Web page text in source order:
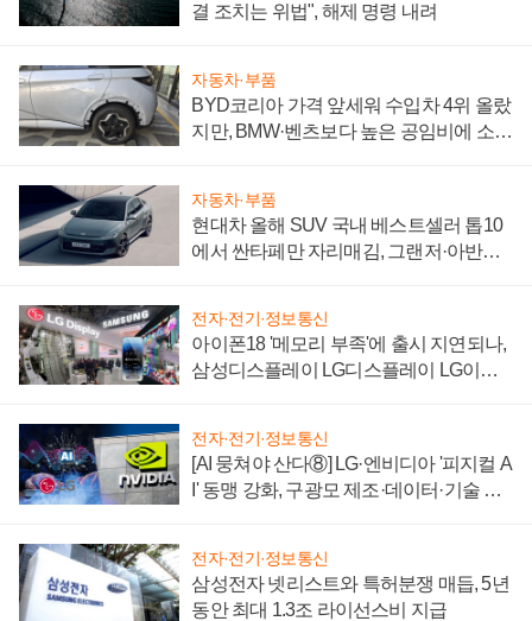
결 조치는 위법", 해제 명령 내려
자동차·부품
BYD코리아 가격 앞세워 수입차 4위 올랐
지만, BMW·벤츠보다 높은 공임비에 소비
자동차·부품
현대차 올해 SUV 국내 베스트셀러 톱10
에서 싼타페만 자리매김, 그랜저·아반떼
전자·전기·정보통신
아이폰18 '메모리 부족'에 출시 지연되나,
삼성디스플레이 LG디스플레이 LG이노
전자·전기·정보통신
[AI 뭉쳐야 산다⑧] LG·엔비디아 '피지컬 A
I' 동맹 강화, 구광모 제조·데이터·기술 결
전자·전기·정보통신
삼성전자 넷리스트와 특허분쟁 매듭, 5년
동안 최대 1.3조 라이선스비 지급